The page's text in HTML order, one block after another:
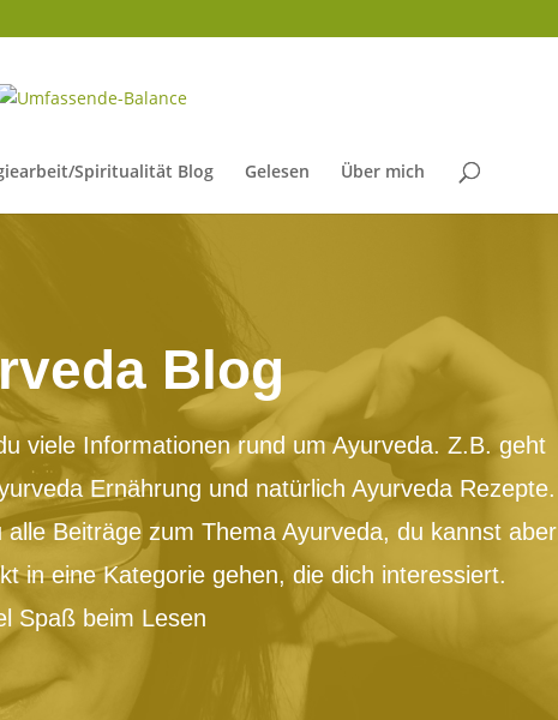
Spiritualität Blog Gelesen Über mich
Blog
viele Informationen rund um Ayurveda. Z.B. geht
Ernährung und natürlich Ayurveda Rezepte.
Beiträge zum Thema Ayurveda, du kannst aber
in eine Kategorie gehen, die dich interessiert.
Spaß beim Lesen